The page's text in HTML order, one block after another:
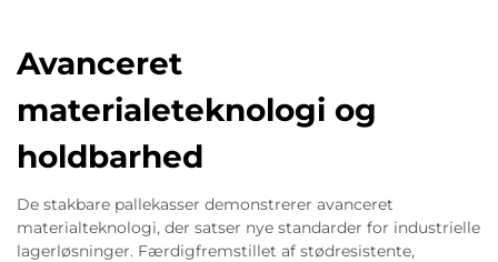
Avanceret
materialeteknologi og
holdbarhed
De stakbare pallekasser demonstrerer avanceret
materialteknologi, der satser nye standarder for industrielle
lagerløsninger. Færdigfremstillet af stødresistente,